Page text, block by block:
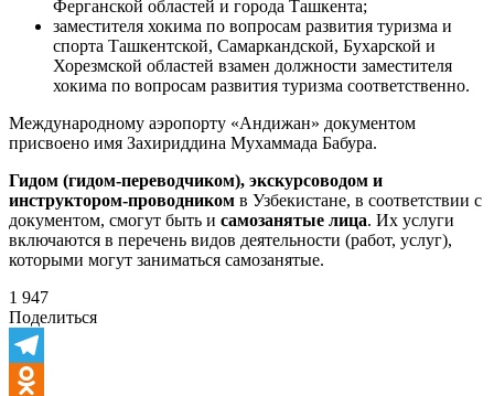
Ферганской областей и города Ташкента;
заместителя хокима по вопросам развития туризма и
спорта Ташкентской, Самаркандской, Бухарской и
Хорезмской областей взамен должности заместителя
хокима по вопросам развития туризма соответственно.
Международному аэропорту «Андижан» документом
присвоено имя Захириддина Мухаммада Бабура.
Гидом (гидом-переводчиком), экскурсоводом и
инструктором-проводником в Узбекистане, в соответствии с
документом, смогут быть и самозанятые лица. Их услуги
включаются в перечень видов деятельности (работ, услуг),
которыми могут заниматься самозанятые.
1 947
Поделиться
Telegram